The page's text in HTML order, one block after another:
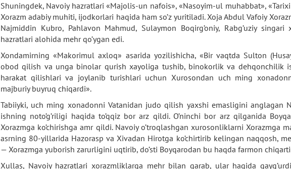
Shuningdek, Navoiy hazratlari «Majolis-un nafois», «Nasoyim-ul muhabbat»,
Xorazm adabiy muhiti, ijodkorlari haqida ham so’z yuritiladi. Xoja Abdul Vafoiy
Najmiddin Kubro, Pahlavon Mahmud, Sulaymon Boqirg’oniy, Rabg’uziy
hazratlari alohida mehr qo’ygan edi.
Xondamirning «Makorimul axloq» asarida yozilishicha, «Bir vaqtda Sulton
obod qilish va unga binolar qurish xayoliga tushib, binokorlik va dehqonchilik
harakat qilishlari va joylanib turishlari uchun Xurosondan uch ming
majburiy buyruq chiqardi».
Tabiiyki, uch ming xonadonni Vatanidan judo qilish yaxshi emasligini anglagan
ishning noto’g’riligi haqida to’qqiz bor arz qildi. O’ninchi bor arz qilganida
Xorazmga ko’chirishga amr qildi. Navoiy o’troqlashgan xurosonliklarni Xorazmga
asrning 80-yillarida Hazorasp va Xivadan Hirotga ko’chirtirib kelingan naqqosh,
— Xorazmga yuborish zarurligini uqtirib, do’sti Boyqarodan bu haqda farmon
Xullas, Navoiy hazratlari xorazmliklarga mehr bilan qarab, ular haqida